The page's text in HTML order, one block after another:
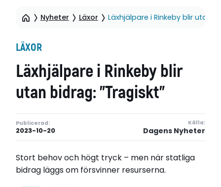
Nyheter Läxor Läxhjälpare i Rinkeby blir utan
LÄXOR
Läxhjälpare i Rinkeby blir
utan bidrag: ”Tragiskt”
Publicerad:
2023-10-20
Källa:
Dagens Nyheter
Stort behov och högt tryck – men när statliga
bidrag läggs om försvinner resurserna.